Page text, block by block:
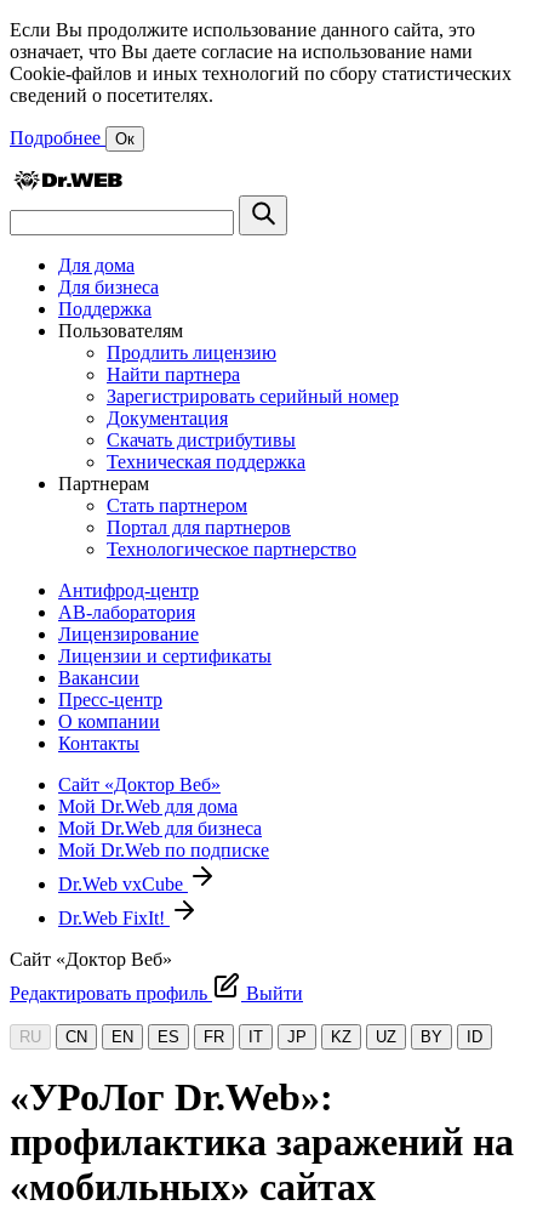
Если Вы продолжите использование данного сайта, это
означает, что Вы даете согласие на использование нами
Cookie-файлов и иных технологий по сбору статистических
сведений о посетителях.
Подробнее Ок
Для дома
Для бизнеса
Поддержка
Пользователям
Продлить лицензию
Найти партнера
Зарегистрировать серийный номер
Документация
Скачать дистрибутивы
Техническая поддержка
Партнерам
Стать партнером
Портал для партнеров
Технологическое партнерство
Антифрод-центр
АВ-лаборатория
Лицензирование
Лицензии и сертификаты
Вакансии
Пресс-центр
О компании
Контакты
Сайт «Доктор Веб»
Мой Dr.Web для дома
Мой Dr.Web для бизнеса
Мой Dr.Web по подписке
Dr.Web vxCube
Dr.Web FixIt!
Сайт «Доктор Веб»
Редактировать профиль
Выйти
RU CN EN ES FR IT JP KZ UZ BY ID
«УРоЛог Dr.Web»:
профилактика заражений на
«мобильных» сайтах